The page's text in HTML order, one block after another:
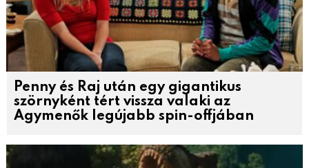
Penny és Raj után egy gigantikus
szörnyként tért vissza valaki az
Agymenők legújabb spin-offjában